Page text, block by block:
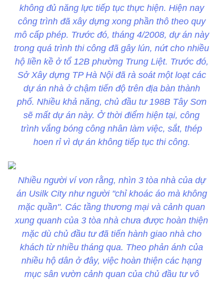
không đủ năng lực tiếp tục thực hiện. Hiện nay
công trình đã xây dựng xong phần thô theo quy
mô cấp phép. Trước đó, tháng 4/2008, dự án này
trong quá trình thi công đã gây lún, nứt cho nhiều
hộ liền kề ở tổ 12B phường Trung Liệt. Trước đó,
Sở Xây dựng TP Hà Nội đã rà soát một loạt các
dự án nhà ở chậm tiến độ trên địa bàn thành
phố. Nhiều khả năng, chủ đầu tư 198B Tây Sơn
sẽ mất dự án này. Ở thời điểm hiện tại, công
trình vắng bóng công nhân làm việc, sắt, thép
hoen rỉ vì dự án không tiếp tục thi công.
Nhiều người ví von rằng, nhìn 3 tòa nhà của dự
án Usilk City như người "chỉ khoác áo mà không
mặc quần". Các tầng thương mại và cảnh quan
xung quanh của 3 tòa nhà chưa được hoàn thiện
mặc dù chủ đầu tư đã tiến hành giao nhà cho
khách từ nhiều tháng qua. Theo phản ánh của
nhiều hộ dân ở đây, việc hoàn thiện các hạng
mục sân vườn cảnh quan của chủ đầu tư vô